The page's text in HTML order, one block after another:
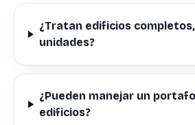
¿Tratan edificios
unidades?
¿Pueden manejar un
edificios?